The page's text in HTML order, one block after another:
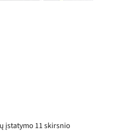
įstatymo 11 skirsnio